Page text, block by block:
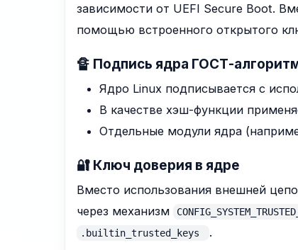
зависимости от UEFI Secure Boot.
помощью встроенного открытого
🔏 Подпись ядра ГОСТ-
Ядро Linux подписывается с
В качестве хэш-функции
Отдельные модули ядра
🔐 Ключ доверия в ядре
Вместо использования внешней
через механизм
.builtin_trusted_keys .